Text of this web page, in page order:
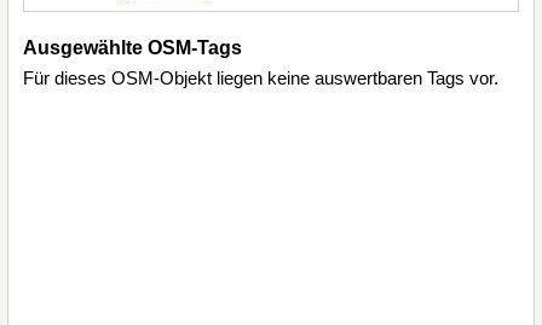
Ausgewählte OSM-Tags
Für dieses OSM-Objekt liegen keine auswertbaren Tags vor.